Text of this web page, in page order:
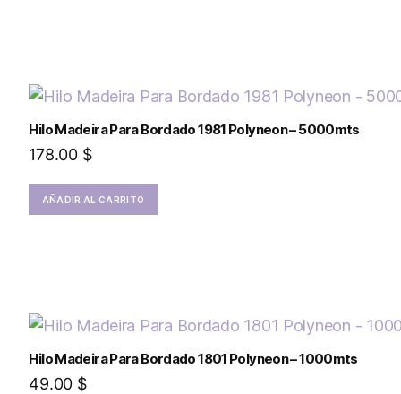
Hilo Madeira Para Bordado 1981 Polyneon – 5000mts
178.00 $
AÑADIR AL CARRITO
Hilo Madeira Para Bordado 1801 Polyneon – 1000mts
49.00 $